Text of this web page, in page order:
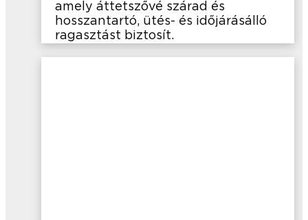
amely áttetszővé szárad és
hosszantartó, ütés- és időjárásálló
ragasztást biztosít.